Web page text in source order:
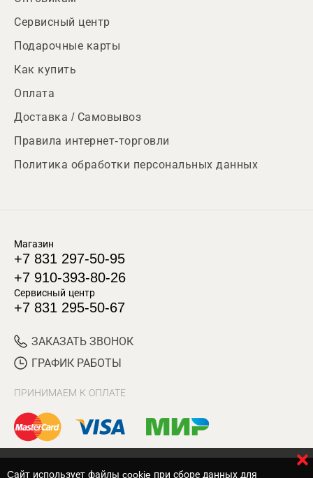
Сервисный центр
Подарочные карты
Как купить
Оплата
Доставка / Самовывоз
Правила интернет-торговли
Политика обработки персональных данных
Магазин
+7 831 297-50-95
+7 910-393-80-26
Сервисный центр
+7 831 295-50-67
ЗАКАЗАТЬ ЗВОНОК
ГРАФИК РАБОТЫ
ПРИНИМАЕМ К ОПЛАТЕ
Cайт использует файлы cookie при сборе данных для